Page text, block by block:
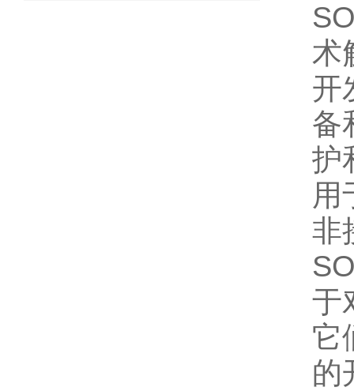
术
开
备
护
用
非
于
它
的